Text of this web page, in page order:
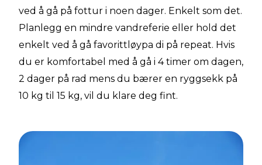
ved å gå på fottur i noen dager. Enkelt som det.
Planlegg en mindre vandreferie eller hold det
enkelt ved å gå favorittløypa di på repeat. Hvis
du er komfortabel med å gå i 4 timer om dagen,
2 dager på rad mens du bærer en ryggsekk på
10 kg til 15 kg, vil du klare deg fint.